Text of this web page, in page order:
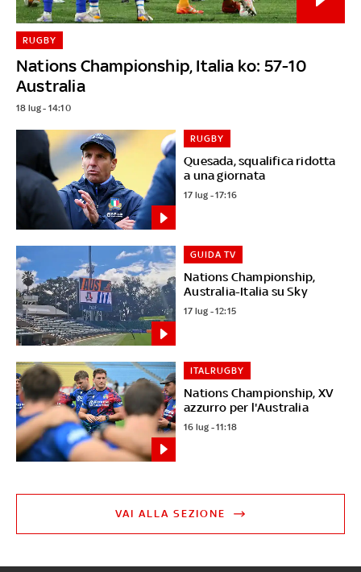
Nations Championship, Italia ko: 57-10
Australia
RUGBY
18 lug - 14:10
Quesada, squalifica ridotta
a una giornata
RUGBY
17 lug - 17:16
Nations Championship,
Australia-Italia su Sky
GUIDA TV
17 lug - 12:15
Nations Championship, XV
azzurro per l'Australia
ITALRUGBY
16 lug - 11:18
VAI ALLA SEZIONE